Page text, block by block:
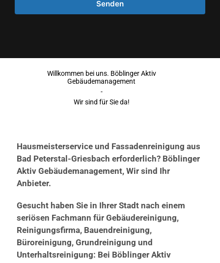
Willkommen bei uns. Böblinger Aktiv
Gebäudemanagement
-
Wir sind für Sie da!
Hausmeisterservice und Fassadenreinigung aus
Bad Peterstal-Griesbach erforderlich? Böblinger
Aktiv Gebäudemanagement, Wir sind Ihr
Anbieter.
Gesucht haben Sie in Ihrer Stadt nach einem
seriösen Fachmann für Gebäudereinigung,
Reinigungsfirma, Bauendreinigung,
Büroreinigung, Grundreinigung und
Unterhaltsreinigung: Bei Böblinger Aktiv